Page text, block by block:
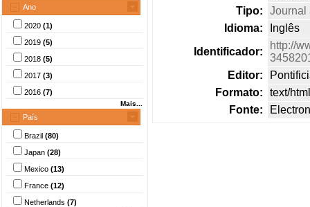
Ano
2020 (1)
2019 (5)
2018 (5)
2017 (3)
2016 (7)
Mais...
País
Brazil (80)
Japan (28)
Mexico (13)
France (12)
Netherlands (7)
Tipo:
Journal
Idioma:
Inglês
Identificador:
http://
Editor:
Formato:
text/html
Fonte: